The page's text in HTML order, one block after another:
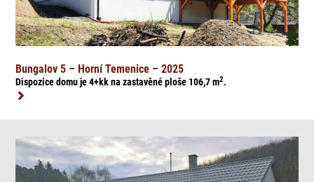
Bungalov 5 – Horní Temenice – 2025
Dispozice domu je 4+kk na zastavěné ploše 106,7m2.